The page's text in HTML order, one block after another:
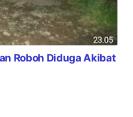
Roboh Diduga Akibat